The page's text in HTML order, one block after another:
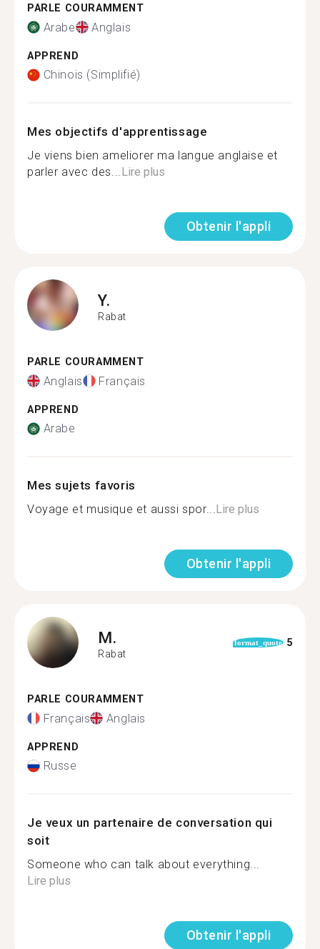
PARLE COURAMMENT
Arabe Anglais
APPREND
Chinois (Simplifié)
Mes objectifs d'apprentissage
Je viens bien ameliorer ma langue anglaise et
parler avec des...Lire plus
Obtenir l'appli
Y.
Rabat
PARLE COURAMMENT
Anglais Français
APPREND
Arabe
Mes sujets favoris
Voyage et musique et aussi spor...Lire plus
Obtenir l'appli
M.
Rabat
format_quote 5
PARLE COURAMMENT
Français Anglais
APPREND
Russe
Je veux un partenaire de conversation qui
soit
Someone who can talk about everything...
Lire plus
Obtenir l'appli